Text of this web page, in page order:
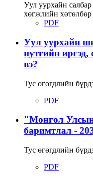
Уул уурхайн
хөгжлийн хөтөлбөр
PDF
Уул уурхайн
нутгийн иргэд,
вэ?
Тус өгөгдлийн
PDF
"Монгол Улсын
баримтлал -
Тус өгөгдлийн
PDF